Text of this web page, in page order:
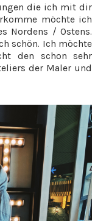
die ich mit dir
möchte ich
Nordens / Ostens.
schön. Ich möchte
den schon sehr
der Maler und